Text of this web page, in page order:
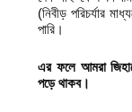
(নিবীড় পরিচর্যার
পারি।
এর ফলে আমরা
পড়ে থাকব।